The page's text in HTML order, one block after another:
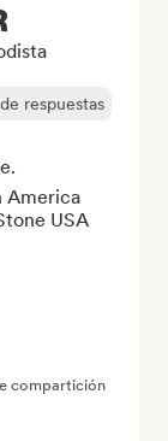
respuestas
America
USA
compartición